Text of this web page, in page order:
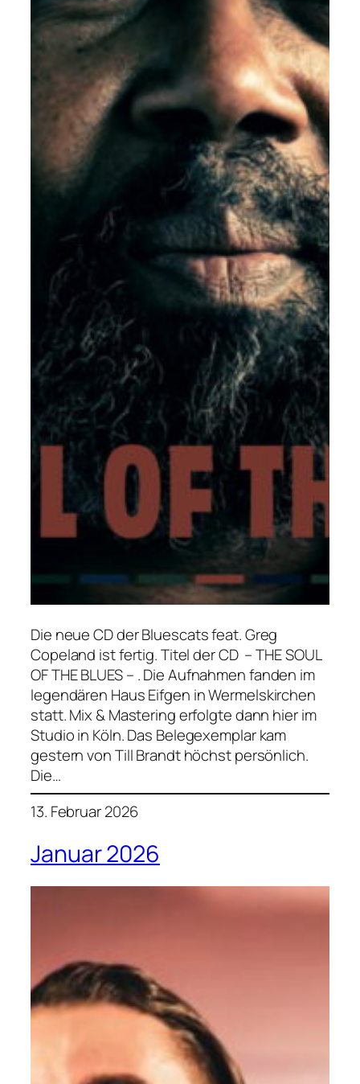
Die neue CD der Bluescats feat. Greg
Copeland ist fertig. Titel der CD – THE SOUL
OF THE BLUES – . Die Aufnahmen fanden im
legendären Haus Eifgen in Wermelskirchen
statt. Mix & Mastering erfolgte dann hier im
Studio in Köln. Das Belegexemplar kam
gestern von Till Brandt höchst persönlich.
Die…
13. Februar 2026
Januar 2026